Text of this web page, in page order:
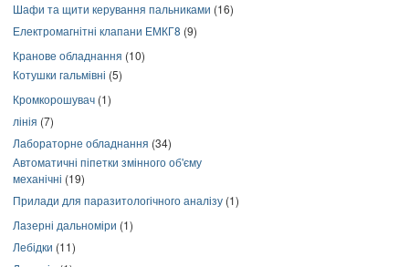
Шафи та щити керування пальниками (16)
Електромагнітні клапани ЕМКГ8 (9)
Кранове обладнання (10)
Котушки гальмівні (5)
Кромкорошувач (1)
лінія (7)
Лабораторне обладнання (34)
Автоматичні піпетки змінного об'єму
механічні (19)
Прилади для паразитологічного аналізу (1)
Лазерні дальноміри (1)
Лебідки (11)